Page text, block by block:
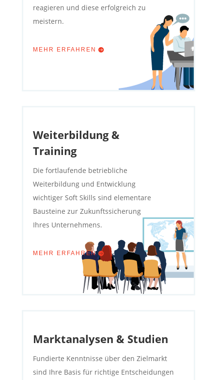
reagieren und diese erfolgreich zu
meistern.
MEHR ERFAHREN
Weiterbildung &
Training
Die fortlaufende betriebliche
Weiterbildung und Entwicklung
wichtiger Soft Skills sind elementare
Bausteine zur Zukunftssicherung
Ihres Unternehmens.
MEHR ERFAHREN
Marktanalysen & Studien
Fundierte Kenntnisse über den Zielmarkt
sind Ihre Basis für richtige Entscheidungen